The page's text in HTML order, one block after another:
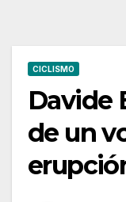
CICLISMO
Davide
de un